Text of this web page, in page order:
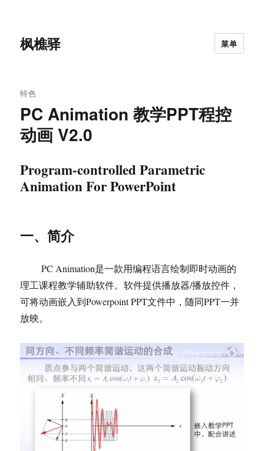
枫樵驿 菜单
特色
PC Animation 教学PPT程控
动画 V2.0
Program-controlled Parametric
Animation For PowerPoint
一、简介
PC Animation是一款用编程语言绘制即时动画的
理工课程教学辅助软件。软件提供播放器/播放控件，
可将动画嵌入到Powerpoint PPT文件中，随同PPT一并
放映。